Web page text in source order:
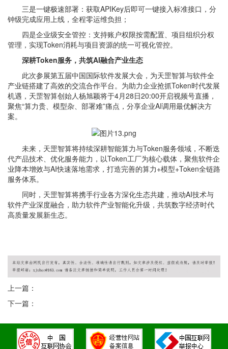
三是一键极速部署：获取APIKey后即可一键接入标准接口，分
钟级完成应用上线，全程零运维负担；
四是企业级安全管控：支持账户权限按需配置、项目组织分权
管理，实现Token消耗与项目资源的统一可视化管控。
深耕Token服务，共筑AI融合产业生态
此次参展第五届中国国际软件发展大会，为天罡智算与软件全
产业链搭建了高效的交流合作平台。为助力企业抢抓Token时代发展
机遇，天罡智算创始人杨旭颖将于4月28日20:00开启视频号直播，
聚焦“算力贵、模型杂、部署难”痛点，分享企业AI调用最优解决方
案。
未来，天罡智算将持续深耕智能算力与Token服务领域，不断迭
代产品技术、优化服务能力，以Token工厂为核心载体，聚焦软件企
业降本增效与AI快速落地需求，打造完善的算力+模型+Token全链路
服务体系。
同时，天罡智算将携手行业各方深化生态共建，推动AI技术与
软件产业深度融合，助力软件产业智能化升级，共筑数字经济时代
高质量发展新生态。
上一篇：
下一篇：